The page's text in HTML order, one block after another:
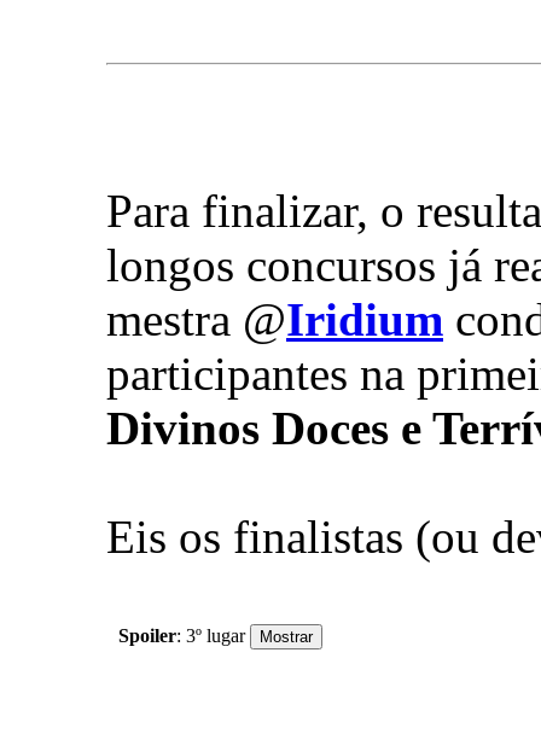
Para finalizar, o
longos concursos já
mestra @Iridium
participantes na
Divinos Doces e
Eis os finalistas (ou
Spoiler: 3º lugar